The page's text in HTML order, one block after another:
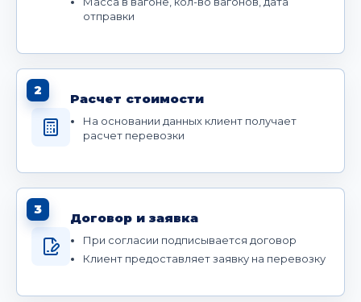
отправки
2
Расчет стоимости
На основании данных клиент получает
расчет перевозки
3
Договор и заявка
При согласии подписывается договор
Клиент предоставляет заявку на перевозку